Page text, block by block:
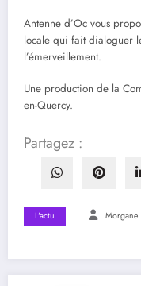
Antenne d’Oc vous
locale qui fait dialoguer
l’émerveillement.
Une production de la
en-Quercy.
Partagez :
L'actu Morgane